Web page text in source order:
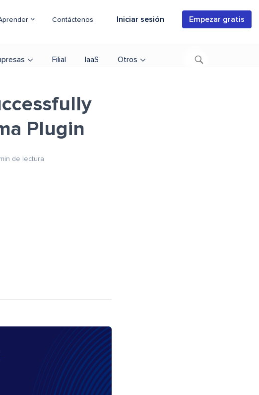
Contáctenos Iniciar sesión Empezar gratis
Filial IaaS Otros
Plugin
min de lectura